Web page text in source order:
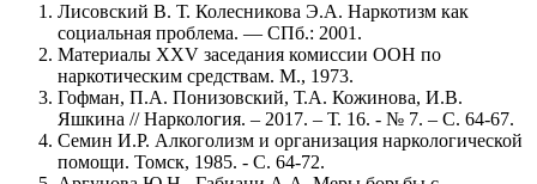
Лисовский В. Т. Колесникова Э.А. Наркотизм как
социальная проблема. — СПб.: 2001.
Материалы XXV заседания комиссии ООН по
наркотическим средствам. М., 1973.
Гофман, П.А. Понизовский, Т.А. Кожинова, И.В.
Яшкина // Наркология. – 2017. – Т. 16. - № 7. – С. 64-67.
Семин И.Р. Алкоголизм и организация наркологической
помощи. Томск, 1985. - С. 64-72.